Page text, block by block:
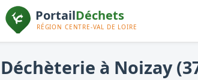
Déchèterie à Noizay